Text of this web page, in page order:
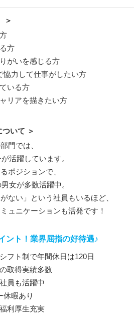
＞
方
がいを感じる方
協力して仕事がしたい方
いる方
リアを描きたい方
いて ＞
門では、
活躍しています。
ポジションで、
女が多数活躍中。
ない」という社員もいるほど、
ュニケーションも活発です！
ント！業界屈指の好待遇♪
フト制で年間休日は120日
取得実績多数
員も活躍中
休暇あり
利厚生充実